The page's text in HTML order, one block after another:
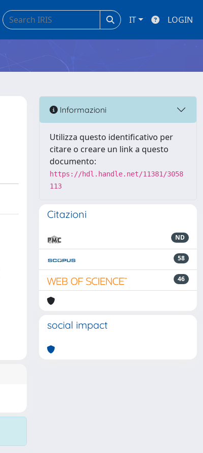
IT LOGIN
Informazioni
Utilizza questo identificativo per
citare o creare un link a questo
documento:
https://hdl.handle.net/11381/3058
113
Citazioni
ND
58
46
social impact